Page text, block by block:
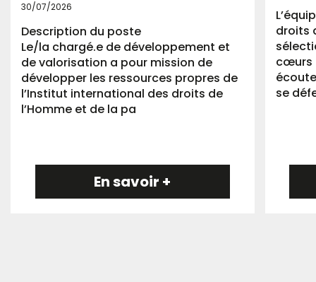
30/07/2026
Description du poste
Le/la chargé.e de développement et
de valorisation a pour mission de
développer les ressources propres de
l’Institut international des droits de
l’Homme et de la pa
En savoir +
droits
cœurs
se